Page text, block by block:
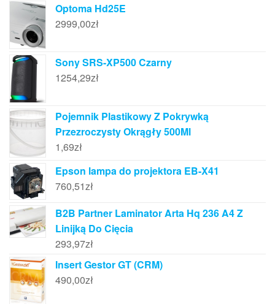
Optoma Hd25E
2999,00zł
Sony SRS-XP500 Czarny
1254,29zł
Pojemnik Plastikowy Z Pokrywką
Przezroczysty Okrągły 500Ml
1,69zł
Epson lampa do projektora EB-X41
760,51zł
B2B Partner Laminator Arta Hq 236 A4 Z
Linijką Do Cięcia
293,97zł
Insert Gestor GT (CRM)
490,00zł